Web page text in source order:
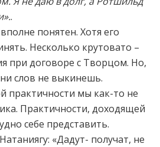
.
понятен. Хотя его
Несколько крутовато –
при договоре с Творцом. Но,
слов не выкинешь.
практичности мы как-то не
Практичности, доходящей
себе представить.
«Дадут- получат, не